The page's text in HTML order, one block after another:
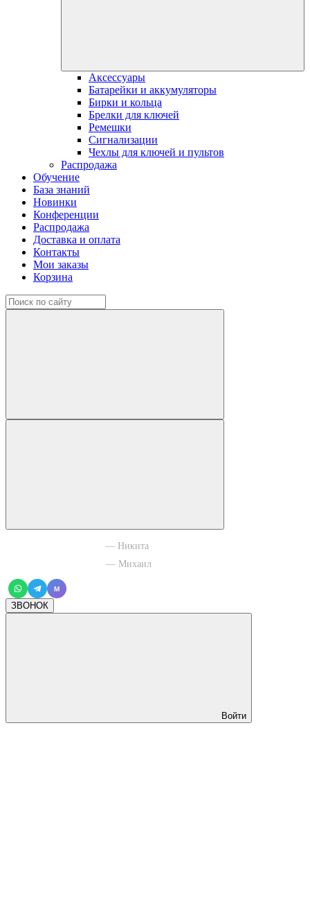
Аксессуары
Батарейки и аккумуляторы
Бирки и кольца
Брелки для ключей
Ремешки
Сигнализации
Чехлы для ключей и пультов
Распродажа
Обучение
База знаний
Новинки
Конференции
Распродажа
Доставка и оплата
Контакты
Мои заказы
Корзина
— Никита
— Михаил
M
ЗВОНОК
Войти